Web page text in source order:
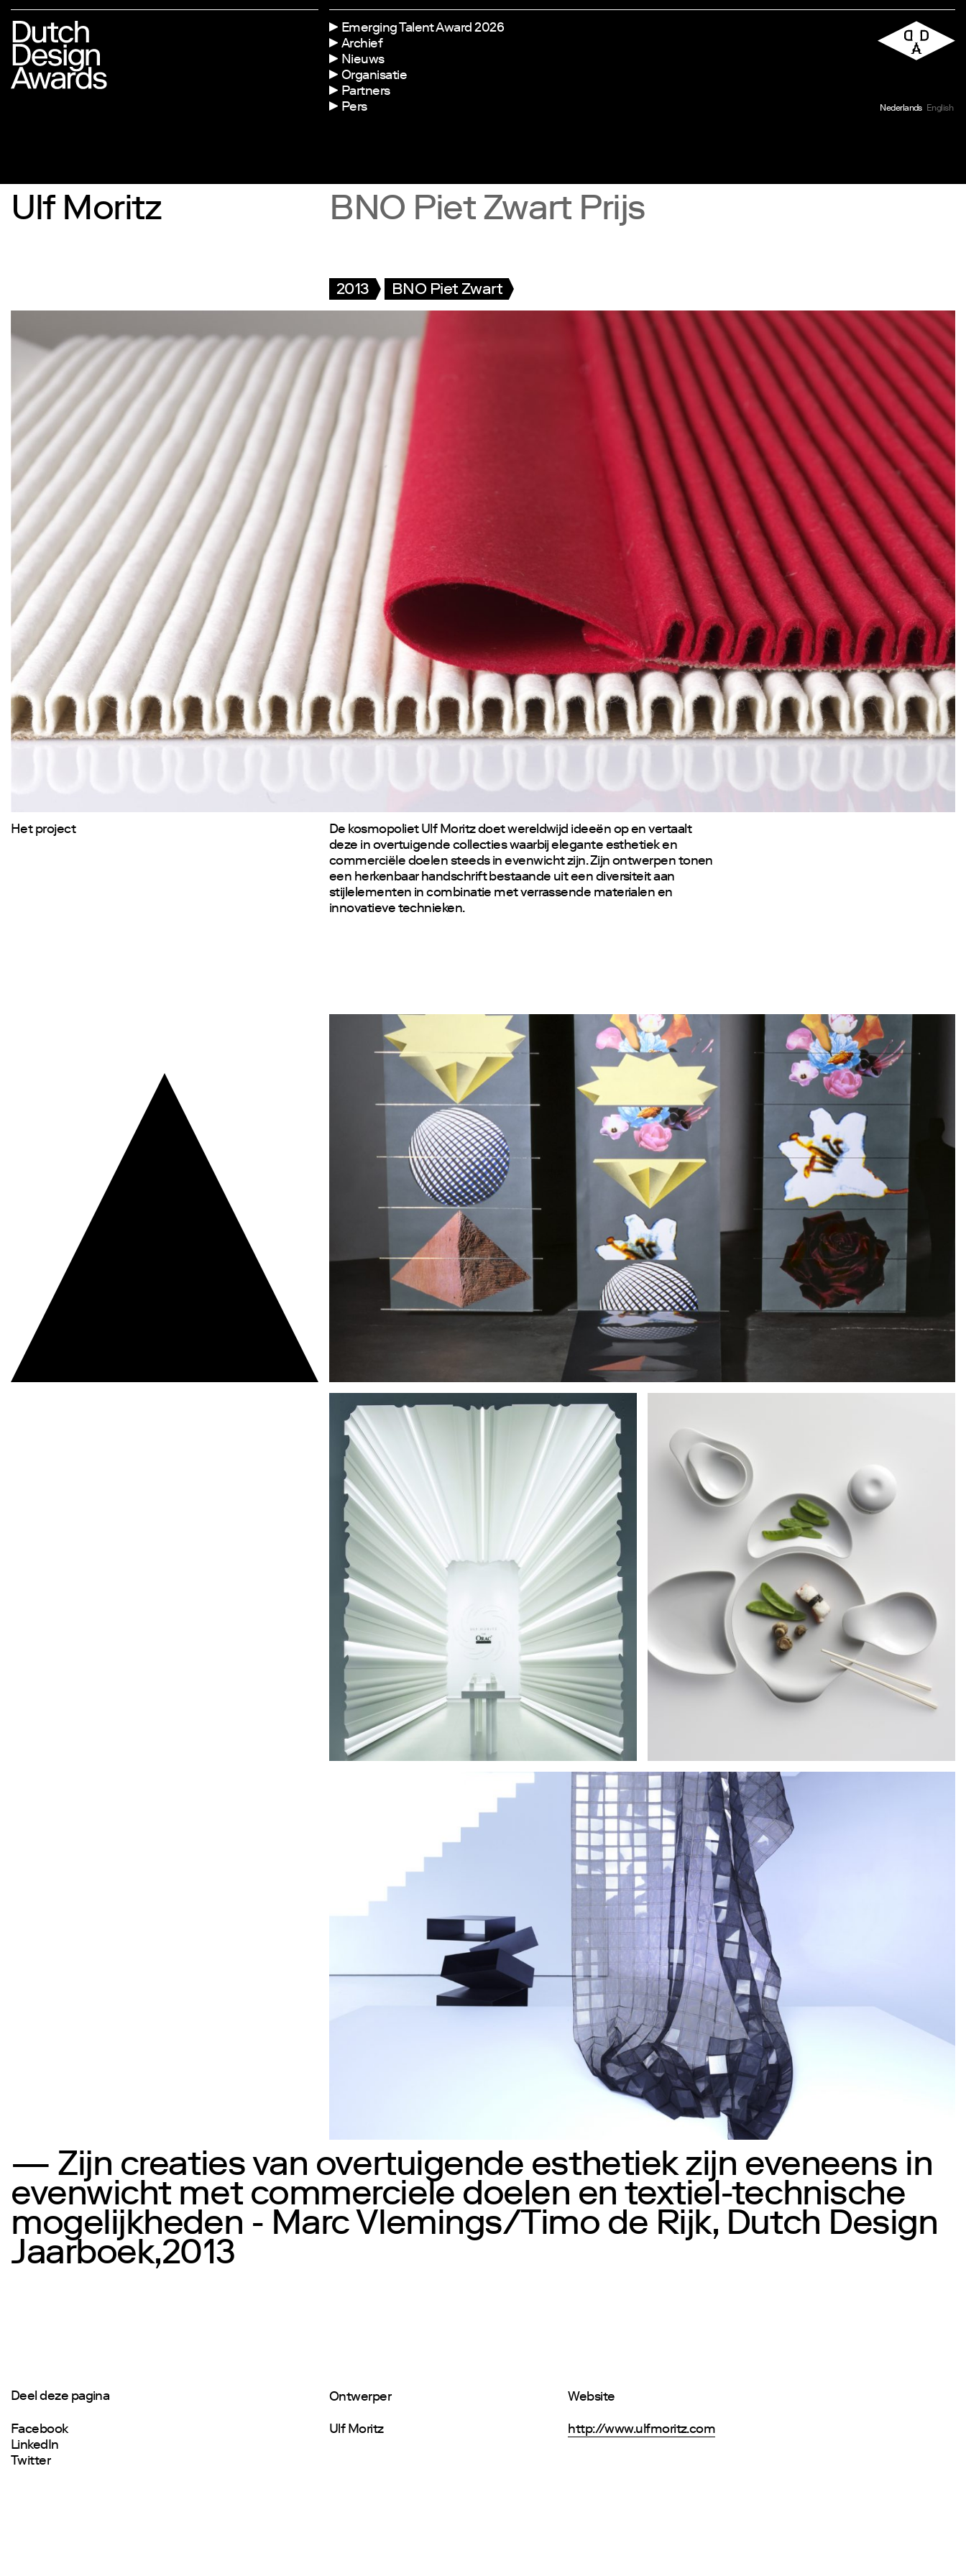
Emerging Talent Award 2026
Archief
Nieuws
Organisatie
Partners
Pers
Nederlands English
Ulf Moritz BNO Piet Zwart Prijs
2013 BNO Piet Zwart
Het project
De kosmopoliet Ulf Moritz doet wereldwijd ideeën op en vertaalt
deze in overtuigende collecties waarbij elegante esthetiek en
commerciële doelen steeds in evenwicht zijn. Zijn ontwerpen tonen
een herkenbaar handschrift bestaande uit een diversiteit aan
stijlelementen in combinatie met verrassende materialen en
innovatieve technieken.
— Zijn creaties van overtuigende esthetiek zijn eveneens in
evenwicht met commerciele doelen en textiel-technische
mogelijkheden - Marc Vlemings/Timo de Rijk, Dutch Design
Jaarboek,2013
Deel deze pagina
Facebook
LinkedIn
Twitter
Ontwerper
Ulf Moritz
Website
http://www.ulfmoritz.com